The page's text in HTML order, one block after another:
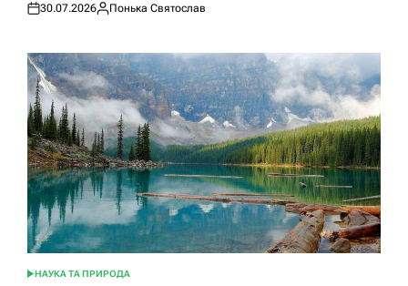
Оприлюднено
30.07.2026
Опубліковано
Понька Святослав
ОПУБЛІКУВАТИ
НАУКА ТА ПРИРОДА